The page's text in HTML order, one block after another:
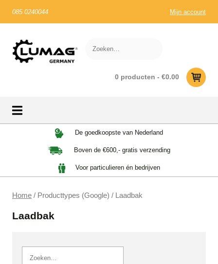
085 0240044 Mijn account
0 producten - €0.00
De goedkoopste van Nederland
Boven de €600,- gratis verzending
Voor particulieren én bedrijven
Home / Producttypes (Google) / Laadbak
Laadbak